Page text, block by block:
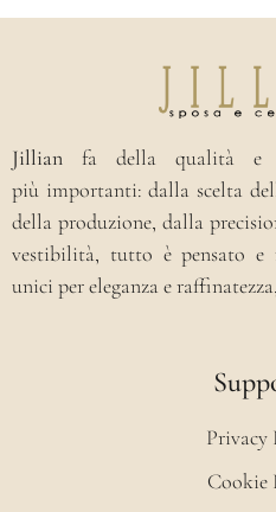
Jillian fa della qualità
più importanti: dalla scelta
della produzione, dalla
vestibilità, tutto è pensato e
unici per eleganza e
Privacy
Cookie